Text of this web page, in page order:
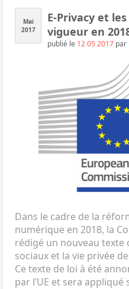
Mai
2017
E-Privacy et
vigueur en
publié le 12 05 2017 par
Dans le cadre de la
numérique en 2018, la
rédigé un nouveau texte
sociaux et la vie privée
Ce texte de loi à été
par l’UE et sera appliqué